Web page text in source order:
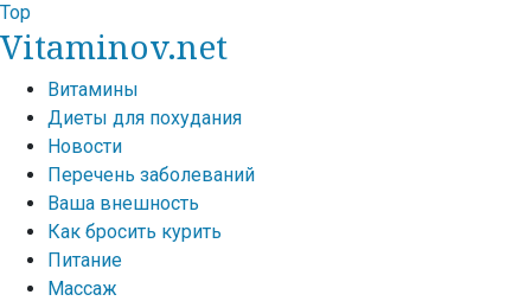
Top
Vitaminov.net
Витамины
Диеты для похудания
Новости
Перечень заболеваний
Ваша внешность
Как бросить курить
Питание
Массаж